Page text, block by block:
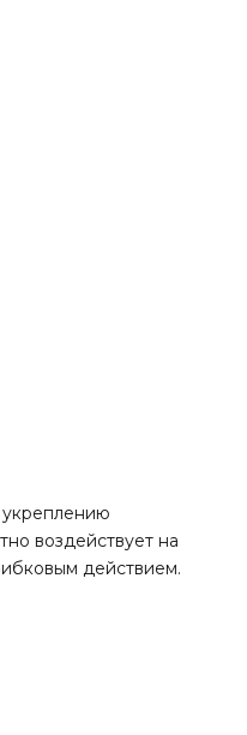
укреплению
воздействует на
действием.